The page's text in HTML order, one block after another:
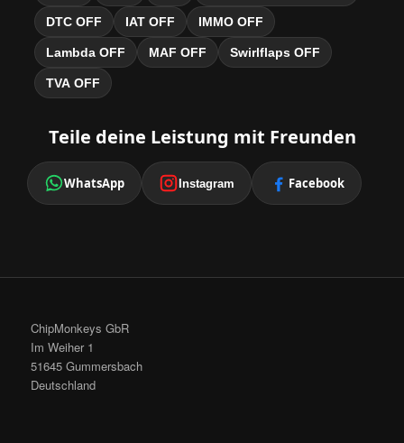
DTC OFF IAT OFF IMMO OFF
Lambda OFF MAF OFF Swirlflaps OFF
TVA OFF
Teile deine Leistung mit Freunden
WhatsApp Instagram Facebook
ChipMonkeys GbR
Im Weiher 1
51645 Gummersbach
Deutschland